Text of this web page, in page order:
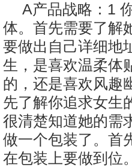
A产品战略：1
体。首先需要了解
要做出自己详细地
生，是喜欢温柔体
的，还是喜欢风趣
先了解你追求女生
很清楚知道她的需
做一个包装了。首
在包装上要做到位